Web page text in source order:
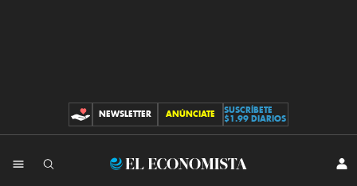
CONTRIBUCIONES
NEWSLETTER ANÚNCIATE
SUSCRÍBETE
$1.99 DIARIOS
El